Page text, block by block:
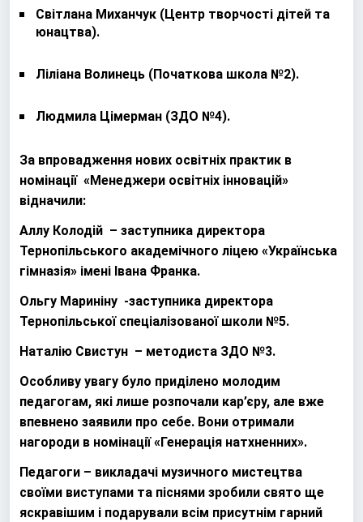
Світлана Миханчук (Центр творчості дітей та
юнацтва).
Ліліана Волинець (Початкова школа №2).
Людмила Цімерман (ЗДО №4).
За впровадження нових освітніх практик в
номінації «Менеджери освітніх інновацій»
відначили:
Аллу Колодій – заступника директора
Тернопільського академічного ліцею «Українська
гімназія» імені Івана Франка.
Ольгу Мариніну -заступника директора
Тернопільської спеціалізованої школи №5.
Наталію Свистун – методиста ЗДО №3.
Особливу увагу було приділено молодим
педагогам, які лише розпочали кар’єру, але вже
впевнено заявили про себе. Вони отримали
нагороди в номінації «Генерація натхненних».
Педагоги – викладачі музичного мистецтва
своїми виступами та піснями зробили свято ще
яскравішим і подарували всім присутнім гарний